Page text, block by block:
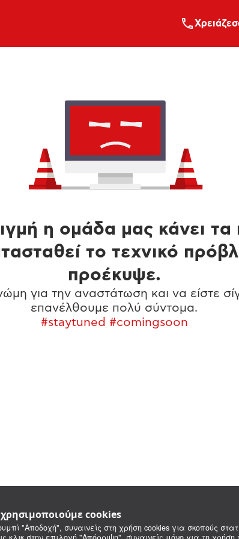
cookies
"Αποδοχή", συναινείς στη χρήση cookies για σκοπούς
η ομάδα μας κάνει τα
το τεχνικό
προέκυψε.
για την αναστάτωση και να είστε
επανέλθουμε πολύ σύντομα.
#staytuned #comingsoon